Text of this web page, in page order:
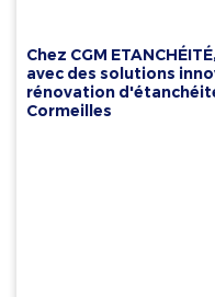
Chez CGM
avec des solutions
rénovation
Cormeilles